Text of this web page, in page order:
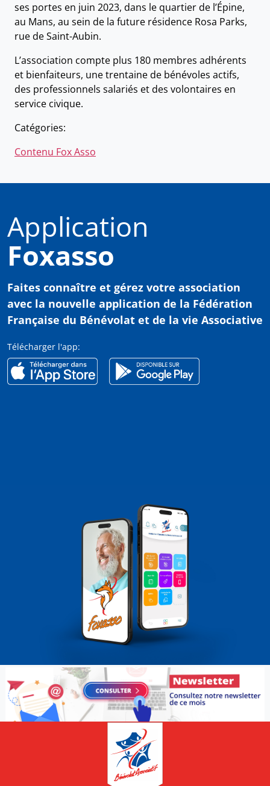
ses portes en juin 2023, dans le quartier de l’Épine,
au Mans, au sein de la future résidence Rosa Parks,
rue de Saint-Aubin.
L’association compte plus 180 membres adhérents
et bienfaiteurs, une trentaine de bénévoles actifs,
des professionnels salariés et des volontaires en
service civique.
Catégories:
Contenu Fox Asso
Application
Foxasso
Faites connaître et gérez votre association
avec la nouvelle application de la Fédération
Française du Bénévolat et de la vie Associative
Télécharger l'app: